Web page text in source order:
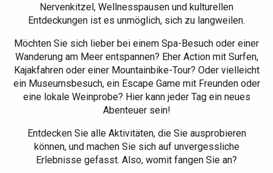
Nervenkitzel, Wellnesspausen und kulturellen
Entdeckungen ist es unmöglich, sich zu langweilen.
Möchten Sie sich lieber bei einem Spa-Besuch oder einer
Wanderung am Meer entspannen? Eher Action mit Surfen,
Kajakfahren oder einer Mountainbike-Tour? Oder vielleicht
ein Museumsbesuch, ein Escape Game mit Freunden oder
eine lokale Weinprobe? Hier kann jeder Tag ein neues
Abenteuer sein!
Entdecken Sie alle Aktivitäten, die Sie ausprobieren
können, und machen Sie sich auf unvergessliche
Erlebnisse gefasst. Also, womit fangen Sie an?